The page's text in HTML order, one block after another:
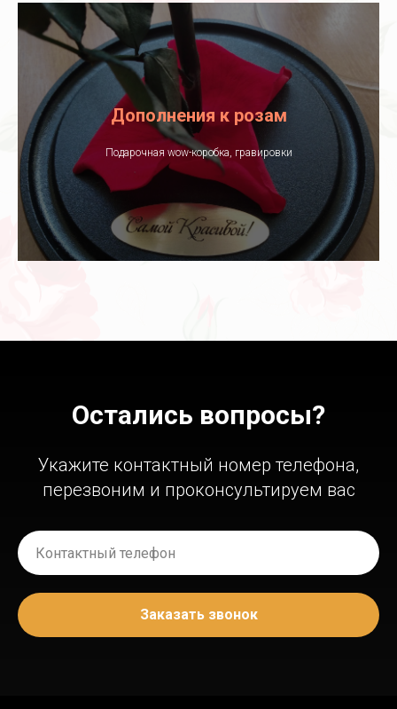
Дополнения к розам
Подарочная wow-коробка, гравировки
Остались вопросы?
Укажите контактный номер телефона,
перезвоним и проконсультируем вас
Заказать звонок